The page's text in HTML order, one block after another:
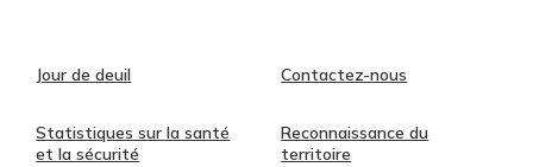
Jour de deuil Contactez-nous
Statistiques sur la santé
et la sécurité
Reconnaissance du
territoire